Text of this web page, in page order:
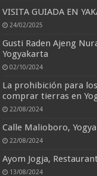
VISITA GUIADA EN
24/02/2025
Gusti Raden Ajeng
Yogyakarta
02/10/2024
La prohibición para
comprar tierras en
22/08/2024
Calle Malioboro,
22/08/2024
Ayom Jogja,
13/08/2024